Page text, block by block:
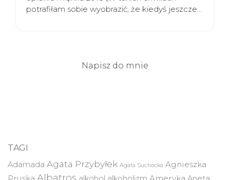
potrafiłam sobie wyobrazić, że kiedyś jeszcze…
Napisz do mnie
TAGI
Adamada Agata Przybyłek Agata Suchocka Agnieszka